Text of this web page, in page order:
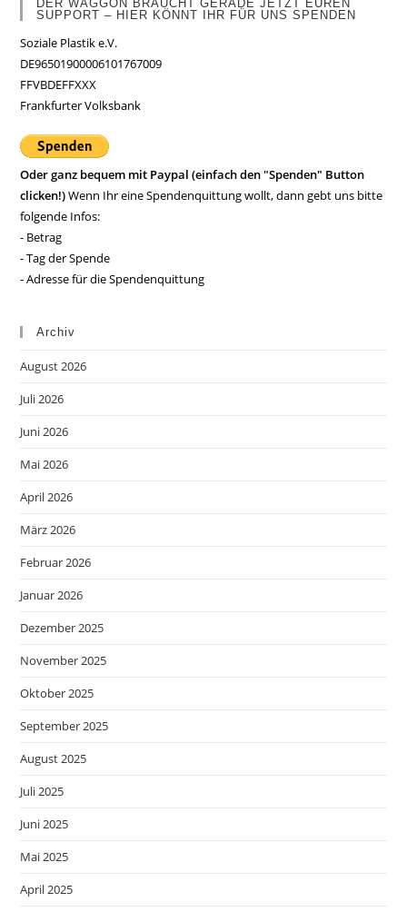
DER WAGGON BRAUCHT GERADE JETZT EUREN
SUPPORT – HIER KÖNNT IHR FÜR UNS SPENDEN
Soziale Plastik e.V.
DE96501900006101767009
FFVBDEFFXXX
Frankfurter Volksbank
Oder ganz bequem mit Paypal (einfach den "Spenden" Button
clicken!)Wenn Ihr eine Spendenquittung wollt, dann gebt uns bitte
folgende Infos:
- Betrag
- Tag der Spende
- Adresse für die Spendenquittung
Archiv
August 2026
Juli 2026
Juni 2026
Mai 2026
April 2026
März 2026
Februar 2026
Januar 2026
Dezember 2025
November 2025
Oktober 2025
September 2025
August 2025
Juli 2025
Juni 2025
Mai 2025
April 2025